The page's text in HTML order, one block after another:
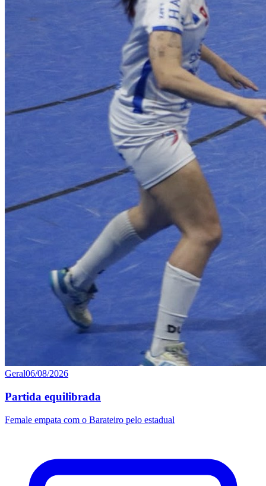
Geral06/08/2026
Partida equilibrada
Female empata com o Barateiro pelo estadual